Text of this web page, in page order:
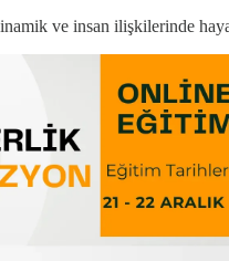
ve insan ilişkilerinde